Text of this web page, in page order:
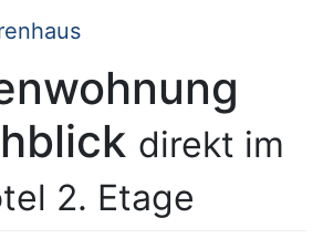
direkt im
2. Etage